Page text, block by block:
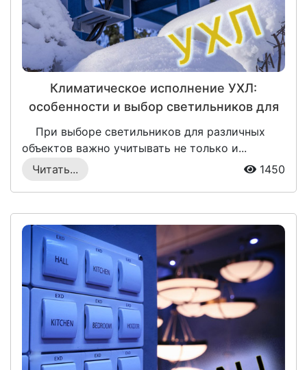
Климатическое исполнение УХЛ:
особенности и выбор светильников для
При выборе светильников для различных
объектов важно учитывать не только и...
Читать...
1450